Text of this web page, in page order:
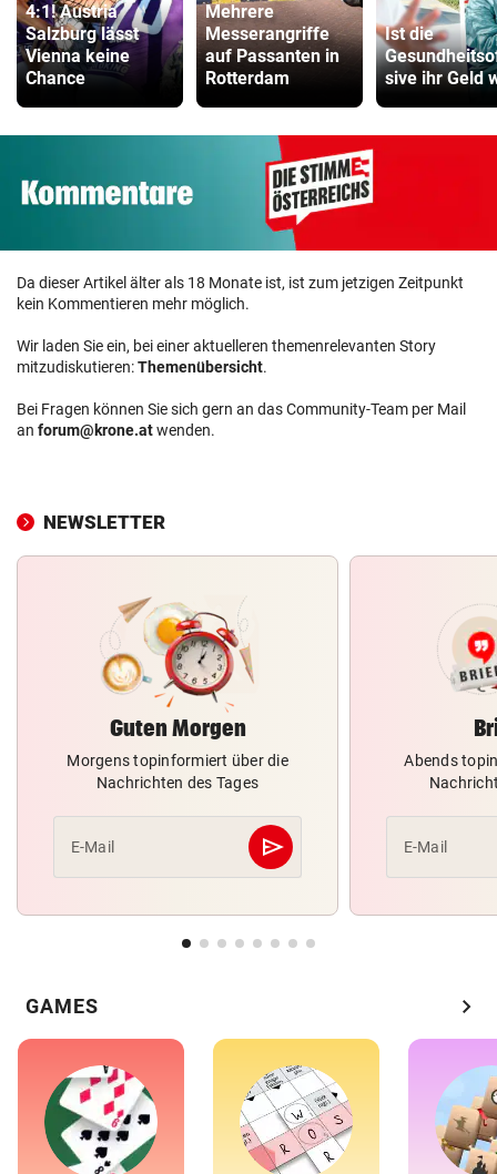
4:1! Austria
Salzburg lässt
Vienna keine
Chance
Mehrere
Messerangriffe
auf Passanten in
Rotterdam
Ist die
sive ihr Geld
Da dieser Artikel älter als 18 Monate ist, ist zum jetzigen Zeitpunkt
kein Kommentieren mehr möglich.
Wir laden Sie ein, bei einer aktuelleren themenrelevanten Story
mitzudiskutieren:Themenübersicht.
Bei Fragen können Sie sich gern an das Community-Team per Mail
an forum@krone.atwenden.
NEWSLETTER
Guten Morgen
Morgens topinformiert über die
Nachrichten des Tages
E-Mail send
Abschicken
Abends
E-Mail
GAMES chevron_right